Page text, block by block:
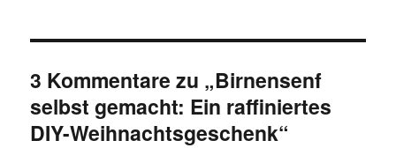
3 Kommentare zu „Birnensenf
selbst gemacht: Ein raffiniertes
DIY-Weihnachtsgeschenk“